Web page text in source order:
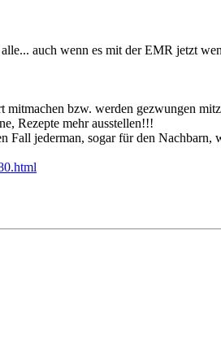
auch wenn es mit der EMR jetzt
bzw. werden gezwungen
Rezepte mehr ausstellen!!!
jederman, sogar für den Nachbarn,